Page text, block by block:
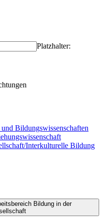
Platzhalter:
Bildungswissenschaften
Interkulturelle Bildung
Bildung in der